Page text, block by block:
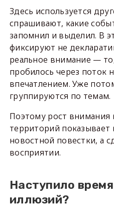
Здесь используется
спрашивают, какие
запомнил и выделил. В
фиксируют не
реальное внимание —
пробилось через поток
впечатлением. Уже
группируются по темам.
Поэтому рост внимания
территорий
новостной повестки, а
восприятии.
Наступило
иллюзий?